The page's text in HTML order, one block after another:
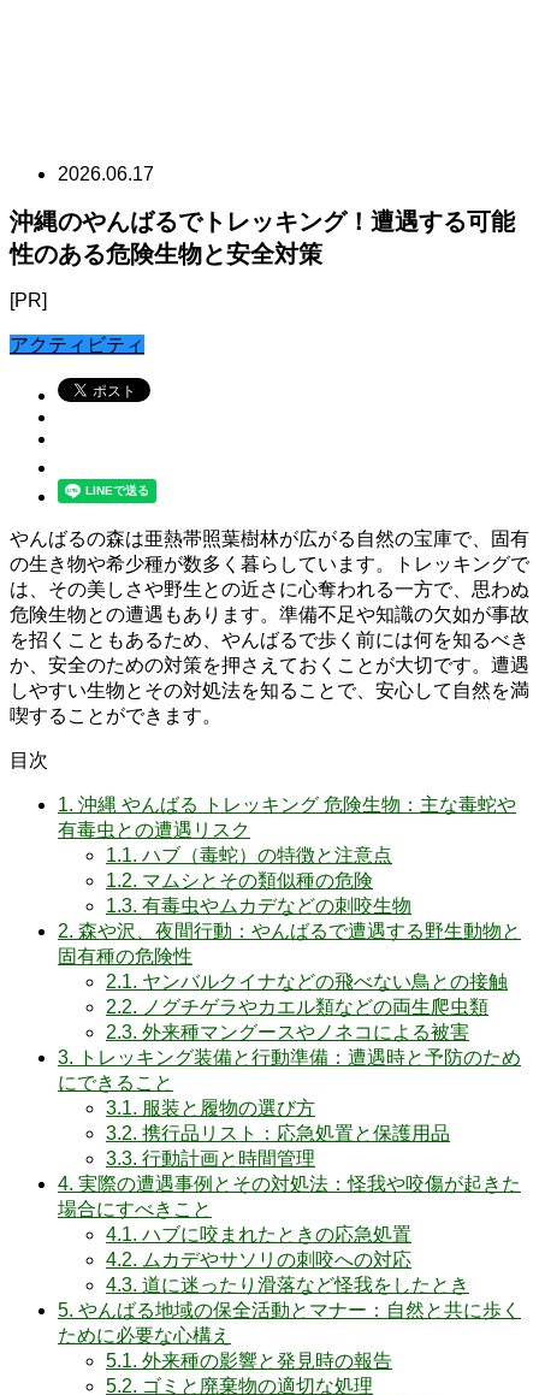
2026.06.17
沖縄のやんばるでトレッキング！遭遇する可能
性のある危険生物と安全対策
[PR]
アクティビティ
やんばるの森は亜熱帯照葉樹林が広がる自然の宝庫で、固有
の生き物や希少種が数多く暮らしています。トレッキングで
は、その美しさや野生との近さに心奪われる一方で、思わぬ
危険生物との遭遇もあります。準備不足や知識の欠如が事故
を招くこともあるため、やんばるで歩く前には何を知るべき
か、安全のための対策を押さえておくことが大切です。遭遇
しやすい生物とその対処法を知ることで、安心して自然を満
喫することができます。
目次
1. 沖縄 やんばる トレッキング 危険生物：主な毒蛇や
有毒虫との遭遇リスク
1.1. ハブ（毒蛇）の特徴と注意点
1.2. マムシとその類似種の危険
1.3. 有毒虫やムカデなどの刺咬生物
2. 森や沢、夜間行動：やんばるで遭遇する野生動物と
固有種の危険性
2.1. ヤンバルクイナなどの飛べない鳥との接触
2.2. ノグチゲラやカエル類などの両生爬虫類
2.3. 外来種マングースやノネコによる被害
3. トレッキング装備と行動準備：遭遇時と予防のため
にできること
3.1. 服装と履物の選び方
3.2. 携行品リスト：応急処置と保護用品
3.3. 行動計画と時間管理
4. 実際の遭遇事例とその対処法：怪我や咬傷が起きた
場合にすべきこと
4.1. ハブに咬まれたときの応急処置
4.2. ムカデやサソリの刺咬への対応
4.3. 道に迷ったり滑落など怪我をしたとき
5. やんばる地域の保全活動とマナー：自然と共に歩く
ために必要な心構え
5.1. 外来種の影響と発見時の報告
5.2. ゴミと廃棄物の適切な処理